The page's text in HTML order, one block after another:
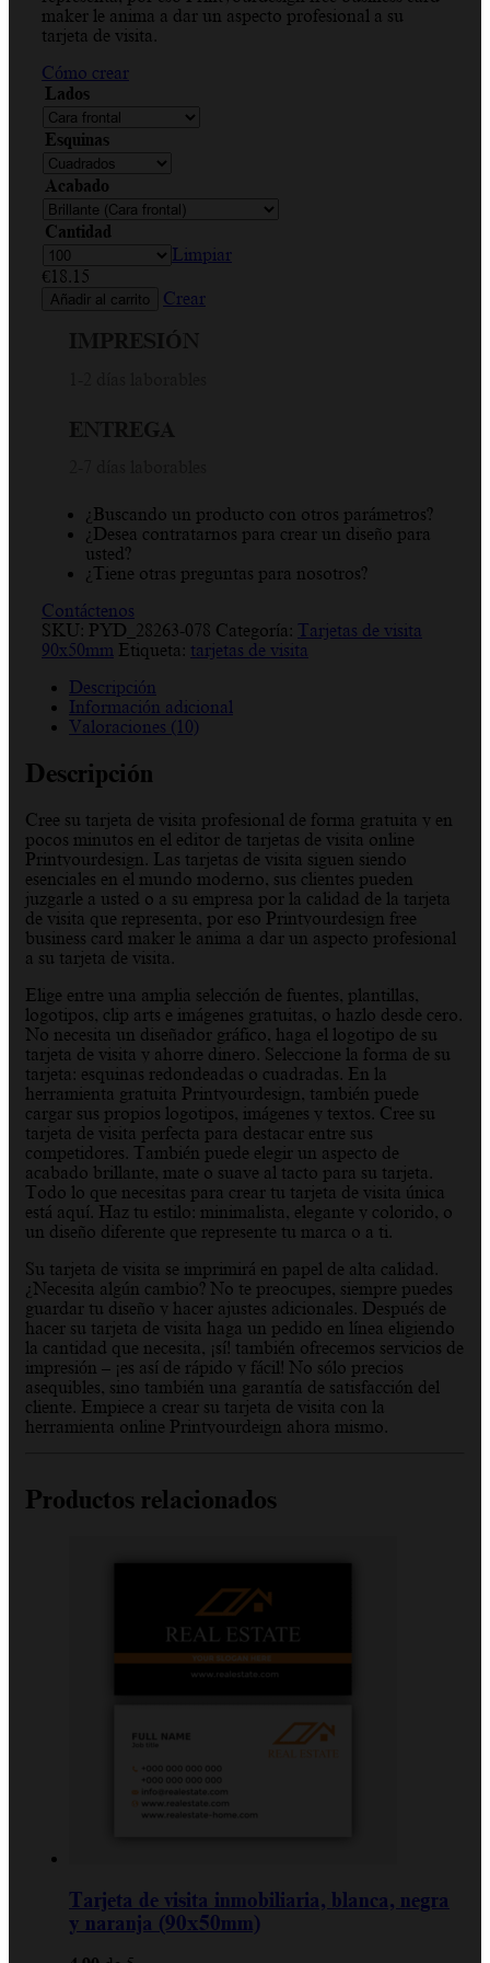
€383.57
maker le anima a dar un aspecto profesional a su
tarjeta de visita.
Cómo crear
Lados
Esquinas
Acabado
Cantidad
Limpiar
€18.15
Añadir al carrito Crear
¿Buscando un producto con otros parámetros?
¿Desea contratarnos para crear un diseño para
usted?
¿Tiene otras preguntas para nosotros?
Contáctenos
SKU: PYD_28263-078 Categoría: Tarjetas de visita
90x50mm Etiqueta: tarjetas de visita
Descripción
Información adicional
Valoraciones (10)
Descripción
Cree su tarjeta de visita profesional de forma gratuita y en
pocos minutos en el editor de tarjetas de visita online
Printyourdesign. Las tarjetas de visita siguen siendo
esenciales en el mundo moderno, sus clientes pueden
juzgarle a usted o a su empresa por la calidad de la tarjeta
de visita que representa, por eso Printyourdesign free
business card maker le anima a dar un aspecto profesional
a su tarjeta de visita.
Elige entre una amplia selección de fuentes, plantillas,
logotipos, clip arts e imágenes gratuitas, o hazlo desde cero.
No necesita un diseñador gráfico, haga el logotipo de su
tarjeta de visita y ahorre dinero. Seleccione la forma de su
tarjeta: esquinas redondeadas o cuadradas. En la
herramienta gratuita Printyourdesign, también puede
cargar sus propios logotipos, imágenes y textos. Cree su
tarjeta de visita perfecta para destacar entre sus
competidores. También puede elegir un aspecto de
acabado brillante, mate o suave al tacto para su tarjeta.
Todo lo que necesitas para crear tu tarjeta de visita única
está aquí. Haz tu estilo: minimalista, elegante y colorido, o
un diseño diferente que represente tu marca o a ti.
Su tarjeta de visita se imprimirá en papel de alta calidad.
¿Necesita algún cambio? No te preocupes, siempre puedes
guardar tu diseño y hacer ajustes adicionales. Después de
hacer su tarjeta de visita haga un pedido en línea eligiendo
la cantidad que necesita, ¡sí! también ofrecemos servicios de
impresión – ¡es así de rápido y fácil! No sólo precios
asequibles, sino también una garantía de satisfacción del
cliente. Empiece a crear su tarjeta de visita con la
herramienta online Printyourdeign ahora mismo.
Productos relacionados
Tarjeta de visita inmobiliaria, blanca, negra
y naranja (90x50mm)